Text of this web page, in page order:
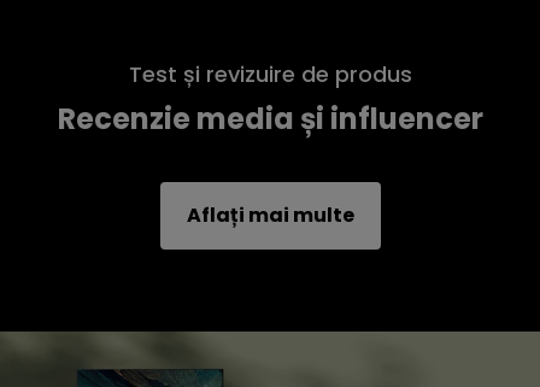
Test și revizuire de produs
Recenzie media și influencer
Aflați mai multe